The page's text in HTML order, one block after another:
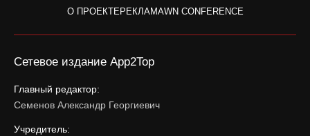
О ПРОЕКТЕРЕКЛАМАWN CONFERENCE
Сетевое издание App2Top
Главный редактор:
Семенов Александр Георгиевич
Учредитель: